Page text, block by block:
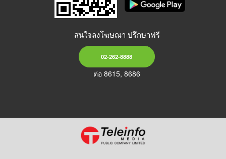
สนใจลงโฆษณา ปรึกษาฟรี
02-262-8888
ต่อ 8615, 8686